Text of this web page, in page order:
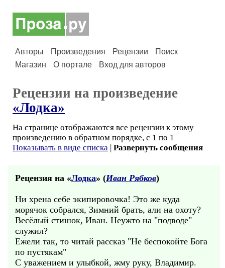
Авторы Произведения Рецензии
Поиск
Магазин
О портале Вход для авторов
Рецензии на произведение
«Лодка»
На странице отображаются все рецензии к этому
произведению в обратном порядке, с 1 по 1
Показывать в виде списка | Развернуть сообщения
Рецензия на «Лодка» (Иван Рябков)
Ни хрена себе экипировочка! Это же куда
морячок собрался, Зимний брать, али на охоту?
Весёлый стишок, Иван. Неужто на "подводе"
служил?
Ежели так, то читай рассказ "Не беспокойте Бога
по пустякам"
С уважением и улыбкой, жму руку, Владимир.